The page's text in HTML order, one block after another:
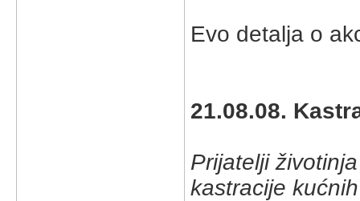
Evo detalja o
21.08.08.
Prijatelji
kastracije